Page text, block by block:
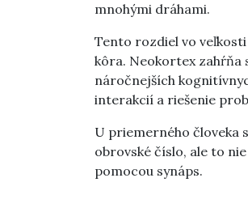
mnohými dráhami.
Tento rozdiel vo
kôra. Neokortex zahŕňa
náročnejších
interakcií a riešenie
U priemerného človeka
obrovské číslo, ale to
pomocou synáps.